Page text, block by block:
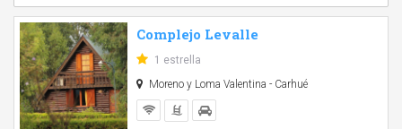
Complejo Levalle
1 estrella
Moreno y Loma Valentina - Carhué